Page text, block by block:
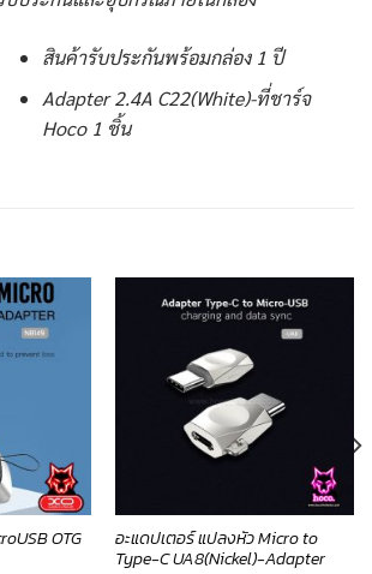
สินค้ารับประกันพร้อมกล่อง 1 ปี
Adapter 2.4A C22(White)-ที่ชาร์จ
Hoco 1 ชิ้น
OTG
อะแดปเตอร์ แปลงหัว Micro to
Type-C UA8(Nickel)-Adapter